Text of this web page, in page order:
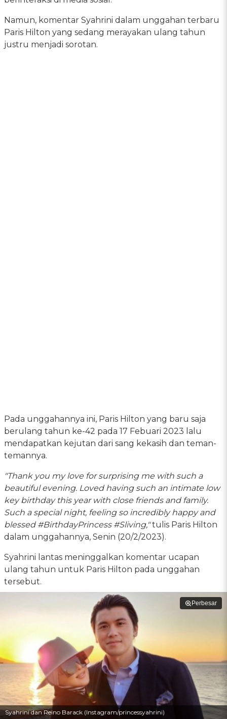
Namun, komentar Syahrini dalam unggahan terbaru
Paris Hilton yang sedang merayakan ulang tahun
justru menjadi sorotan.
Pada unggahannya ini, Paris Hilton yang baru saja
berulang tahun ke-42 pada 17 Febuari 2023 lalu
mendapatkan kejutan dari sang kekasih dan teman-
temannya.
"Thank you my love for surprising me with such a
beautiful evening. Loved having such an intimate low
key birthday this year with close friends and family.
Such a special night, feeling so incredibly happy and
blessed #BirthdayPrincess #Sliving,"tulis Paris Hilton
dalam unggahannya, Senin (20/2/2023).
Syahrini lantas meninggalkan komentar ucapan
ulang tahun untuk Paris Hilton pada unggahan
tersebut.
Perbesar
Syahrini dan Reino Barack (Instagram/princessyahrini)